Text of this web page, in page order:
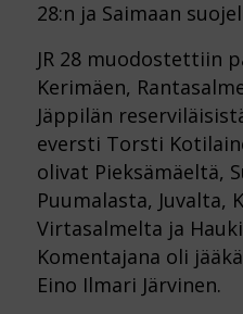
28:n ja Saimaan
JR 28 muodostettiin
Kerimäen,
Jäppilän
eversti Torsti
olivat Pieksämäeltä,
Puumalasta, Juvalta,
Virtasalmelta ja
Komentajana oli
Eino Ilmari Järvinen.